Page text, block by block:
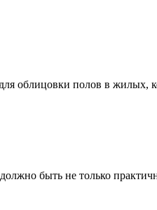
облицовки полов в
быть не только